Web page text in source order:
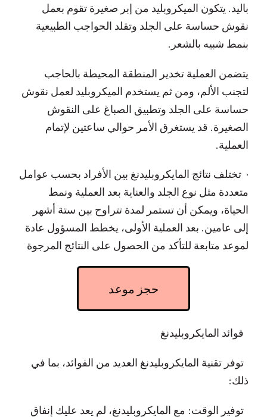
باليد. يتكون الميكروبليد من إبر صغيرة تقوم بعمل
نقوش حساسة على الجلد وتقلد الحواجب الطبيعية
بنمط شبيه بالشعر.
يتضمن العملية تخدير المنطقة المحيطة بالحاجب
لتجنب الألم، ومن ثم يستخدم الميكروبليد لعمل نقوش
حساسة على الجلد وتطبيق الصباغ على النقوش
الصغيرة. قد يستغرق الأمر حوالي ساعتين لإتمام
العملية.
· تختلف نتائج المايكروبليدنغ بين الأفراد بحسب عوامل
متعددة مثل نوع الجلد والعناية بعد العملية ونمط
الحياة، ويمكن أن تستمر لمدة تتراوح بين ستة أشهر
إلى عامين. بعد العملية الأولى، يخطط المسؤول عادة
لموعد متابعة للتأكد من الحصول على النتائج المرجوة
حجز موعد
فوائد المايكروبليدنغ
توفر تقنية المايكروبليدنغ العديد من الفوائد، بما في
ذلك:
توفير الوقت: مع المايكروبليدنغ، لم يعد عليك إنفاق